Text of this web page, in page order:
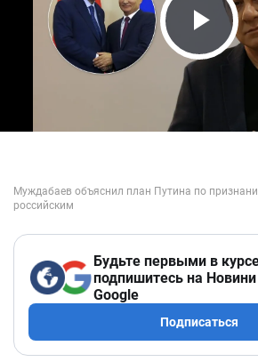
Play
Будьте первыми в
подпишитесь на Новини
Google
Подписаться